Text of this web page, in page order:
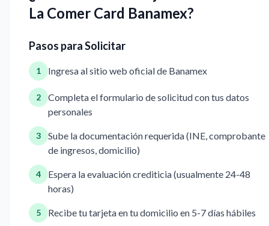
La Comer Card Banamex?
Pasos para Solicitar
1 Ingresa al sitio web oficial de Banamex
2
Completa el formulario de solicitud con tus datos
personales
3
Sube la documentación requerida (INE, comprobante
de ingresos, domicilio)
4
Espera la evaluación crediticia (usualmente 24-48
horas)
5 Recibe tu tarjeta en tu domicilio en 5-7 días hábiles